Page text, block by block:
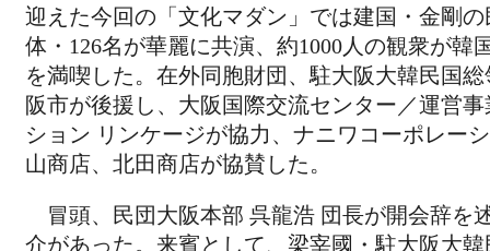
迎えた今回の「文化マダン」では建国・金剛
体・126名が華麗に共演、約1000人の観衆が韓
を満喫した。在外同胞財団、駐大阪大韓民国
阪市が後援し、大阪国際交流センター／運営
ション リンケージが協力、ナニワコーポレー
山商店、北田商店が協賛した。
冒頭、民団大阪本部 呉龍浩 団長が開会辞を
介があった。来賓として、梁宰國・駐大阪大